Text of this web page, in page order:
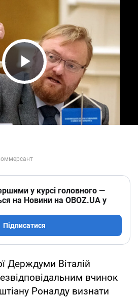
Play Video
у курсі головного —
на Новини на OBOZ.UA у
Підписатися
Держдуми Віталій
вчинок
Роналду визнати